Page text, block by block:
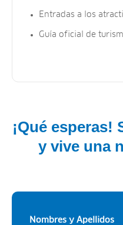
Entradas a los
Guía oficial de
¡Qué esperas!
y vive una
Nombres y Apellidos